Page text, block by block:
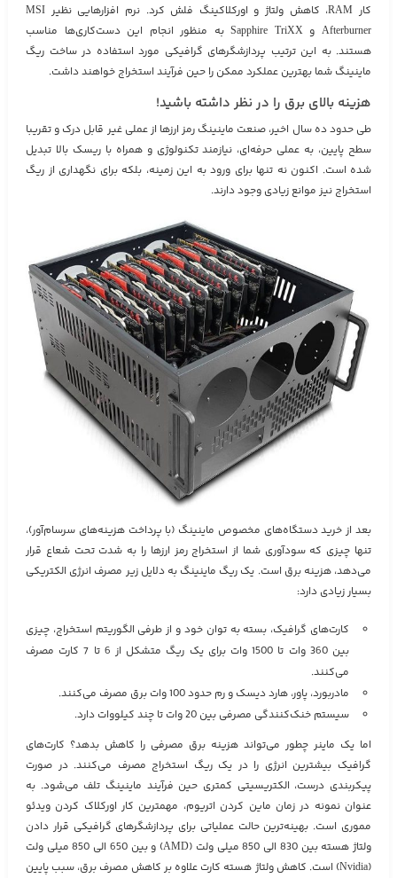
کار RAM، کاهش ولتاژ و اورکلاکینگ فلش کرد. نرم افزارهایی نظیر MSI
Afterburner و Sapphire TriXX به منظور انجام این دست‌کاری‌ها مناسب
هستند. به این ترتیب پردازشگرهای گرافیکی مورد استفاده در ساخت ریگ
ماینینگ شما بهترین عملکرد ممکن را حین فرآیند استخراج خواهند داشت.
هزینه بالای برق را در نظر داشته باشید!
طی حدود ده سال اخیر، صنعت ماینینگ رمز ارزها از عملی غیر قابل درک و تقریبا
سطح پایین، به عملی حرفه‌ای، نیازمند تکنولوژی و همراه با ریسک بالا تبدیل
شده است. اکنون نه تنها برای ورود به این زمینه، بلکه برای نگهداری از ریگ
استخراج نیز موانع زیادی وجود دارند.
بعد از خرید دستگاه‌های مخصوص ماینینگ (با پرداخت هزینه‌های سرسام‌آور)،
تنها چیزی که سودآوری شما از استخراج رمز ارزها را به شدت تحت شعاع قرار
می‌دهد، هزینه برق است. یک ریگ ماینینگ به دلایل زیر مصرف انرژی الکتریکی
بسیار زیادی دارد:
کارت‌های گرافیک، بسته به توان خود و از طرفی الگوریتم استخراج، چیزی
بین 360 وات تا 1500 وات برای یک ریگ متشکل از 6 تا 7 کارت مصرف
می‌کنند.
مادربورد، پاور، هارد دیسک و رم حدود 100 وات برق مصرف می‌کنند.
سیستم‌ خنک‌کنندگی مصرفی بین 20 وات تا چند کیلووات دارد.
اما یک ماینر چطور می‌تواند هزینه‌ برق مصرفی را کاهش بدهد؟ کارت‌های
گرافیک بیشترین انرژی را در یک ریگ استخراج مصرف می‌کنند. در صورت
پیکربندی درست، الکتریسیتی کمتری حین فرآیند ماینینگ تلف می‌شود. به
عنوان نمونه در زمان ماین کردن اتریوم، مهمترین کار اورکلاک کردن ویدئو
مموری است. بهینه‌ترین حالت عملیاتی برای پردازشگرهای گرافیکی قرار دادن
ولتاژ هسته بین 830 الی 850 میلی‌ ولت (AMD) و بین 650 الی 850 میلی ولت
(Nvidia) است. کاهش ولتاژ هسته کارت علاوه بر کاهش مصرف برق، سبب پایین